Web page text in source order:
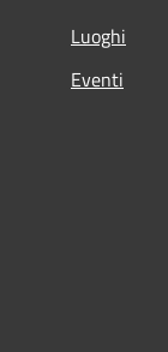
Luoghi
Eventi